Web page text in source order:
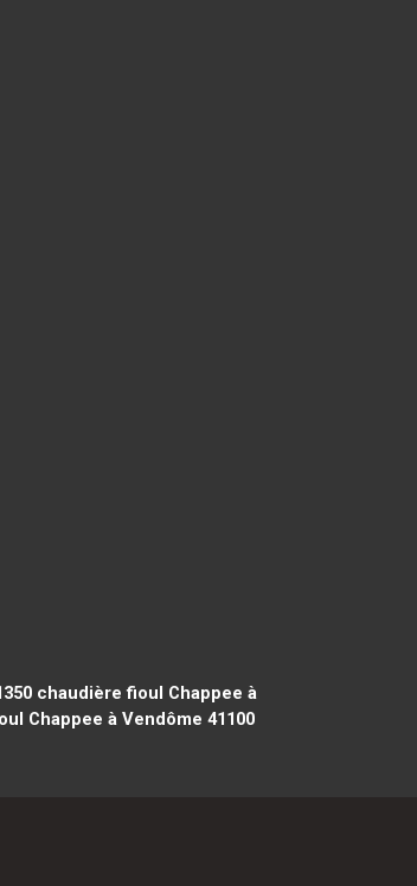
chaudière fioul Chappee à
Chappee à Vendôme 41100